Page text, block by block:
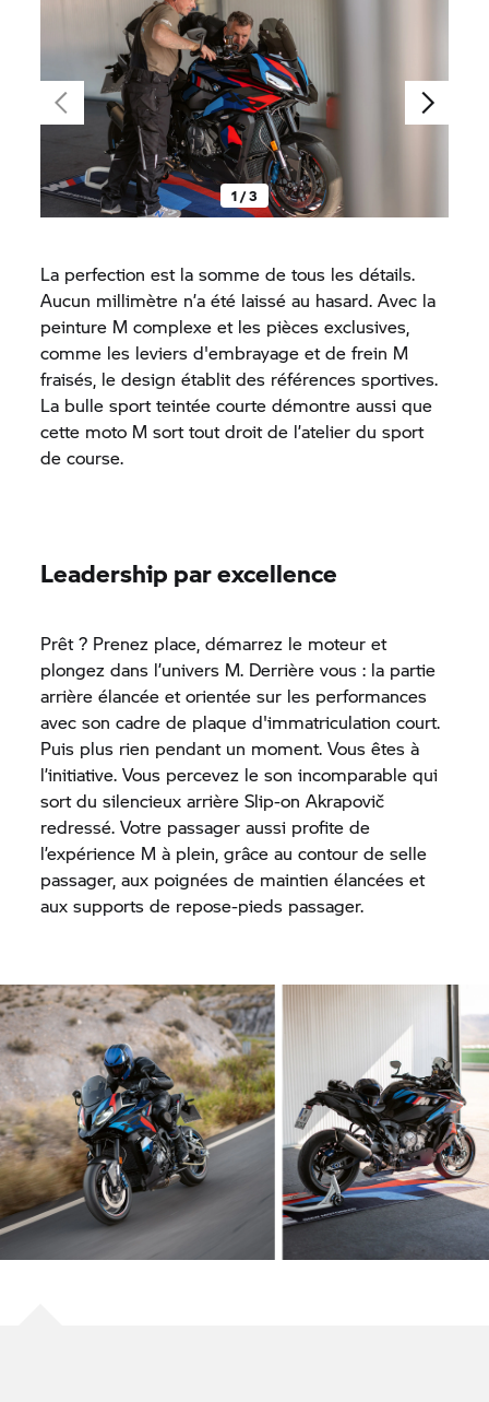
1 / 3
La perfection est la somme de tous les détails.
Aucun millimètre n’a été laissé au hasard. Avec la
peinture M complexe et les pièces exclusives,
comme les leviers d'embrayage et de frein M
fraisés, le design établit des références sportives.
La bulle sport teintée courte démontre aussi que
cette moto M sort tout droit de l’atelier du sport
de course.
Leadership par excellence
Prêt ? Prenez place, démarrez le moteur et
plongez dans l’univers M. Derrière vous : la partie
arrière élancée et orientée sur les performances
avec son cadre de plaque d'immatriculation court.
Puis plus rien pendant un moment. Vous êtes à
l’initiative. Vous percevez le son incomparable qui
sort du silencieux arrière Slip-on Akrapovič
redressé. Votre passager aussi profite de
l’expérience M à plein, grâce au contour de selle
passager, aux poignées de maintien élancées et
aux supports de repose-pieds passager.